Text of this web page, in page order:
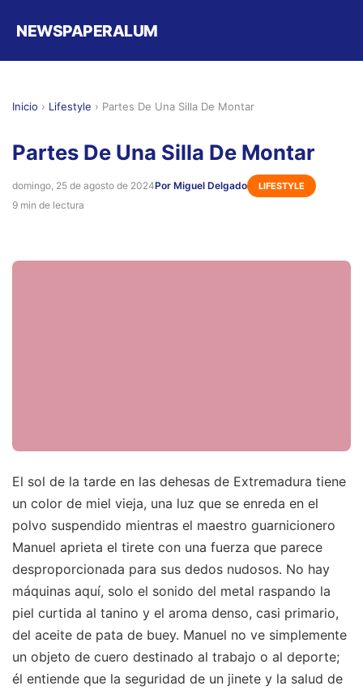
NEWSPAPERALUM
Inicio › Lifestyle › Partes De Una Silla De Montar
Partes De Una Silla De Montar
domingo, 25 de agosto de 2024Por Miguel Delgado LIFESTYLE
9 min de lectura
El sol de la tarde en las dehesas de Extremadura tiene
un color de miel vieja, una luz que se enreda en el
polvo suspendido mientras el maestro guarnicionero
Manuel aprieta el tirete con una fuerza que parece
desproporcionada para sus dedos nudosos. No hay
máquinas aquí, solo el sonido del metal raspando la
piel curtida al tanino y el aroma denso, casi primario,
del aceite de pata de buey. Manuel no ve simplemente
un objeto de cuero destinado al trabajo o al deporte;
él entiende que la seguridad de un jinete y la salud de